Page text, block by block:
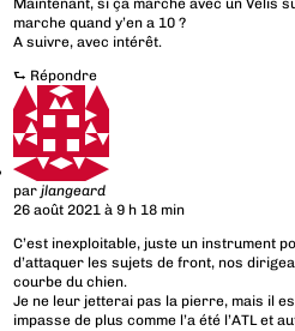
Maintenant, si ça marche avec un Velis
marche quand y’en a 10 ?
A suivre, avec intérêt.
⮑ Répondre
parjlangeard
26 août 2021 à 9 h 18 min
C’est inexploitable, juste un instrument
d’attaquer les sujets de front, nos
courbe du chien.
Je ne leur jetterai pas la pierre, mais il
impasse de plus comme l’a été l’ATL et